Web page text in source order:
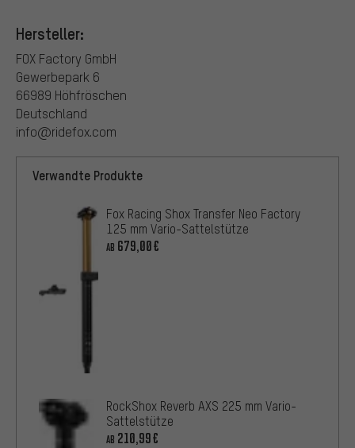
Hersteller:
FOX Factory GmbH
Gewerbepark 6
66989 Höhfröschen
Deutschland
info@ridefox.com
Verwandte Produkte
Fox Racing Shox Transfer Neo Factory
125 mm Vario-Sattelstütze
AB 679,00€
RockShox Reverb AXS 225 mm Vario-
Sattelstütze
AB 210,99€